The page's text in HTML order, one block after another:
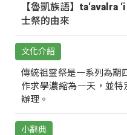
【魯凱族語】ta‘avalra
士祭的由來
文化介紹
傳統祖靈祭是一系列為期
作求學濃縮為一天，並特
辦理。
小辭典